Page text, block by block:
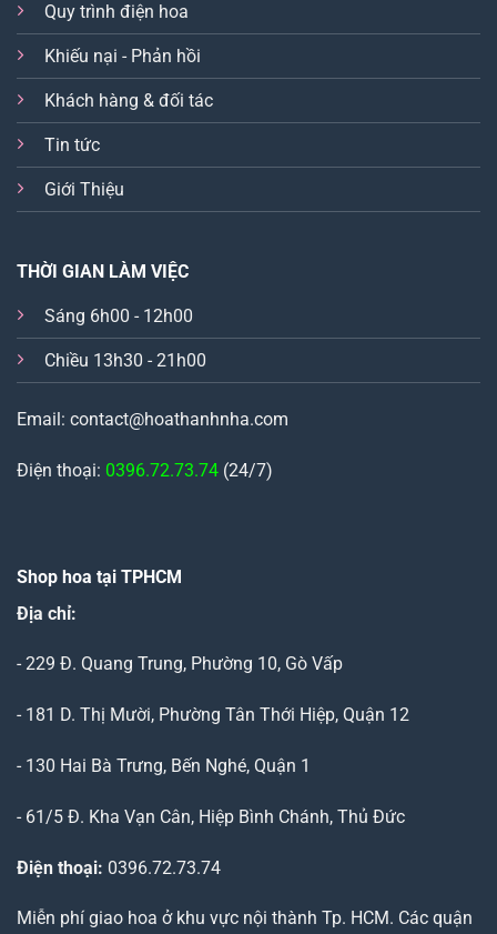
Quy trình điện hoa
Khiếu nại - Phản hồi
Khách hàng & đối tác
Tin tức
Giới Thiệu
THỜI GIAN LÀM VIỆC
Sáng 6h00 - 12h00
Chiều 13h30 - 21h00
Email: contact@hoathanhnha.com
Điện thoại: 0396.72.73.74 (24/7)
Shop hoa tại TPHCM
Địa chỉ:
- 229 Đ. Quang Trung, Phường 10, Gò Vấp
- 181 D. Thị Mười, Phường Tân Thới Hiệp, Quận 12
- 130 Hai Bà Trưng, Bến Nghé, Quận 1
- 61/5 Đ. Kha Vạn Cân, Hiệp Bình Chánh, Thủ Đức
Điện thoại: 0396.72.73.74
Miễn phí giao hoa ở khu vực nội thành Tp. HCM. Các quận